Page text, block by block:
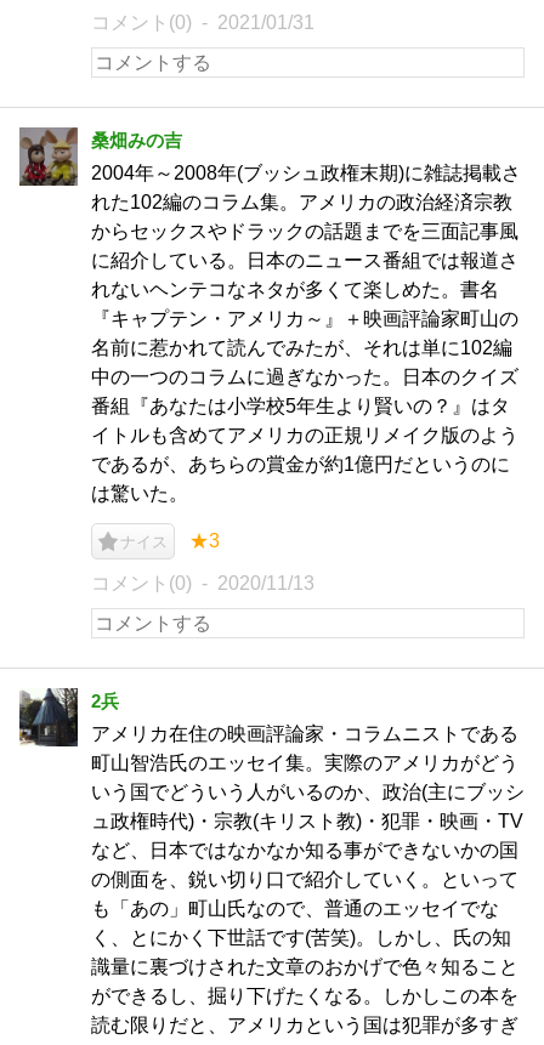
コメント(0) 2021/01/31
桑畑みの吉
2004年～2008年(ブッシュ政権末期)に雑誌掲載さ
れた102編のコラム集。アメリカの政治経済宗教
からセックスやドラックの話題までを三面記事風
に紹介している。日本のニュース番組では報道さ
れないヘンテコなネタが多くて楽しめた。書名
『キャプテン・アメリカ～』＋映画評論家町山の
名前に惹かれて読んでみたが、それは単に102編
中の一つのコラムに過ぎなかった。日本のクイズ
番組『あなたは小学校5年生より賢いの？』はタ
イトルも含めてアメリカの正規リメイク版のよう
であるが、あちらの賞金が約1億円だというのに
は驚いた。
ナイス ★3
コメント(0) 2020/11/13
2兵
アメリカ在住の映画評論家・コラムニストである
町山智浩氏のエッセイ集。実際のアメリカがどう
いう国でどういう人がいるのか、政治(主にブッシ
ュ政権時代)・宗教(キリスト教)・犯罪・映画・TV
など、日本ではなかなか知る事ができないかの国
の側面を、鋭い切り口で紹介していく。といって
も「あの」町山氏なので、普通のエッセイでな
く、とにかく下世話です(苦笑)。しかし、氏の知
識量に裏づけされた文章のおかげで色々知ること
ができるし、掘り下げたくなる。しかしこの本を
読む限りだと、アメリカという国は犯罪が多すぎ